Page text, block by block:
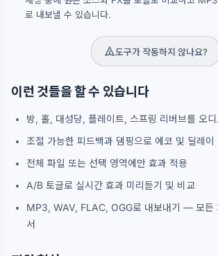
로 내보낼 수 있습니다.
도구가 작동하지 않나요?
이런 것들을 할 수 있습니다
방, 홀, 대성당, 플레이트, 스프링 리버브를 오
조절 가능한 피드백과 댐핑으로 에코 및 딜레이
전체 파일 또는 선택 영역에만 효과 적용
A/B 토글로 실시간 효과 미리듣기 및 비교
MP3, WAV, FLAC, OGG로 내보내기 — 모든
서